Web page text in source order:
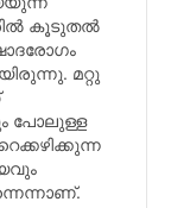
കൂടുതല്‍
മറ്റു
പോലുള്ള